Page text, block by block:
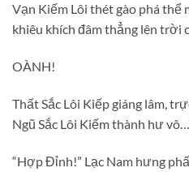
Vạn Kiếm Lôi thét gào phá thể
khiêu khích đâm thẳng lên trời
OÀNH!
Thất Sắc Lôi Kiếp giáng lâm,
Ngũ Sắc Lôi Kiếm thành hư
“Hợp Đỉnh!” Lạc Nam hưng